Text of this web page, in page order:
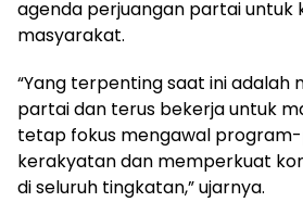
agenda perjuangan partai untuk
masyarakat.
“Yang terpenting saat ini adalah
partai dan terus bekerja untuk
tetap fokus mengawal
kerakyatan dan memperkuat
di seluruh tingkatan,” ujarnya.